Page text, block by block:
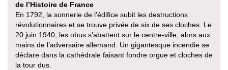
de l’Histoire de France
En 1792, la sonnerie de l’édifice subit les destructions
révolutionnaires et se trouve privée de six de ses cloches. Le
20 juin 1940, les obus s’abattent sur le centre-ville, alors aux
mains de l’adversaire allemand. Un gigantesque incendie se
déclare dans la cathédrale faisant fondre orgue et cloches de
la tour dus.